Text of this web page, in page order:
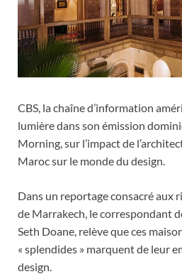
CBS, la chaîne d’information
lumière dans son émission
Morning, sur l’impact de
Maroc sur le monde du design.
Dans un reportage consacré aux
de Marrakech, le correspondant
Seth Doane, relève que ces
« splendides » marquent de leur
design.